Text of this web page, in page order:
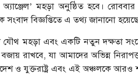
অ্যাঞ্জেল’ মহড়া অনুষ্ঠিত হবে।
সংবাদ বিজ্ঞপ্তিতে এ তথ্য জানানো
যৌথ মহড়া এবং একটি নতুন দক্ষতা
বজায় রাখবে, যা আমাদের অভিন্ন
ও যুক্তরাষ্ট্র এবং এই অঞ্চলকে আরও